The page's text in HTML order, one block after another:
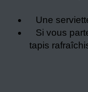
Une
Si vous
tapis